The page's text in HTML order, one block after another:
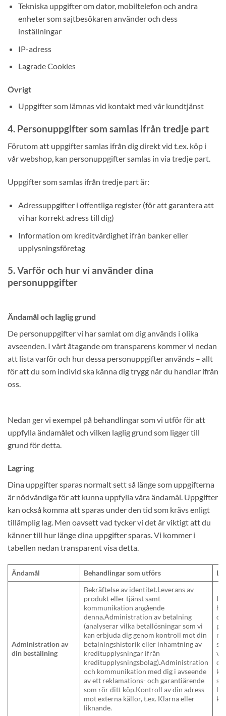
Tekniska uppgifter om dator, mobiltelefon och andra
enheter som sajtbesökaren använder och dess
inställningar
IP-adress
Lagrade Cookies
Övrigt
Uppgifter som lämnas vid kontakt med vår kundtjänst
4. Personuppgifter som samlas ifrån tredje part
Förutom att uppgifter samlas ifrån dig direkt vid t.ex. köp i
vår webshop, kan personuppgifter samlas in via tredje part.
Uppgifter som samlas ifrån tredje part är:
Adressuppgifter i offentliga register (för att garantera att
vi har korrekt adress till dig)
Information om kreditvärdighet ifrån banker eller
upplysningsföretag
5. Varför och hur vi använder dina
personuppgifter
Ändamål och laglig grund
De personuppgifter vi har samlat om dig används i olika
avseenden. I vårt åtagande om transparens kommer vi nedan
att lista varför och hur dessa personuppgifter används – allt
för att du som individ ska känna dig trygg när du handlar ifrån
oss.
Nedan ger vi exempel på behandlingar som vi utför för att
uppfylla ändamålet och vilken laglig grund som ligger till
grund för detta.
Lagring
Dina uppgifter sparas normalt sett så länge som uppgifterna
är nödvändiga för att kunna uppfylla våra ändamål. Uppgifter
kan också komma att sparas under den tid som krävs enligt
tillämplig lag. Men oavsett vad tycker vi det är viktigt att du
känner till hur länge dina uppgifter sparas. Vi kommer i
tabellen nedan transparent visa detta.
Ändamål Behandlingar som utförs
Administration av
din beställning
Bekräftelse av identitet.Leverans av
produkt eller tjänst samt
kommunikation angående
denna.Administration av betalning
(analyserar vilka betallösningar som vi
kan erbjuda dig genom kontroll mot din
betalningshistorik eller inhämtning av
kreditupplysningar ifrån
kreditupplysningsbolag).Administration
och kommunikation med dig i avseende
av ett reklamations- och garantiärende
som rör ditt köp.Kontroll av din adress
mot externa källor, t.ex. Klarna eller
liknande.